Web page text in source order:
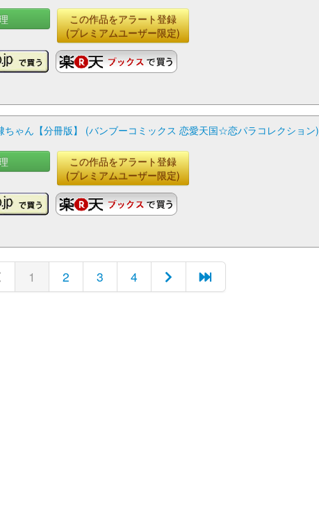
この作品をアラート登録
(プレミアムユーザー限定)
ん【分冊版】 (バンブーコミックス 恋愛天国☆恋パラコレクション)
この作品をアラート登録
(プレミアムユーザー限定)
1 2 3 4